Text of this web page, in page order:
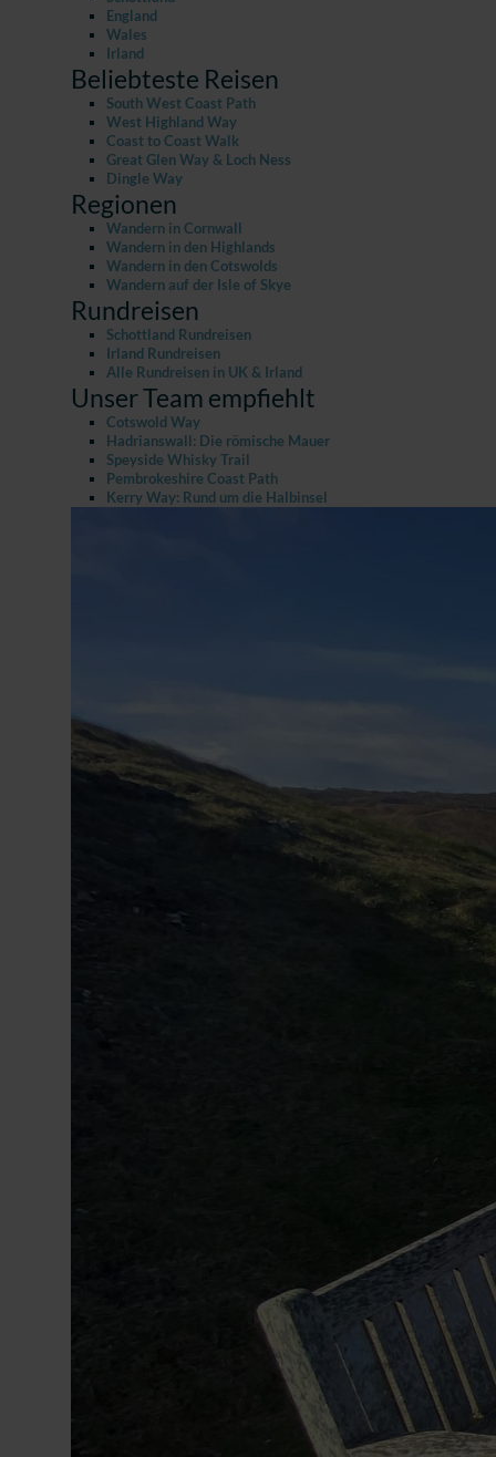
England
Wales
Irland
Beliebteste Reisen
South West Coast Path
West Highland Way
Coast to Coast Walk
Great Glen Way & Loch Ness
Dingle Way
Regionen
Wandern in Cornwall
Wandern in den Highlands
Wandern in den Cotswolds
Wandern auf der Isle of Skye
Rundreisen
Schottland Rundreisen
Irland Rundreisen
Alle Rundreisen in UK & Irland
Unser Team empfiehlt
Cotswold Way
Hadrianswall: Die römische Mauer
Speyside Whisky Trail
Pembrokeshire Coast Path
Kerry Way: Rund um die Halbinsel